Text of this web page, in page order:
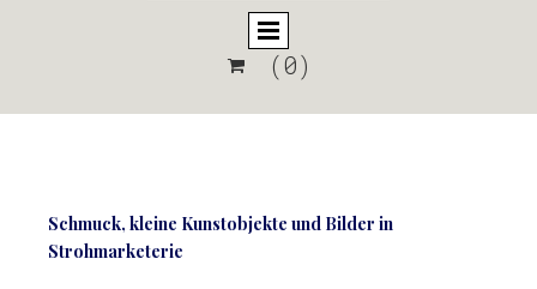
 (0)
Schmuck, kleine Kunstobjekte und Bilder in
Strohmarketerie